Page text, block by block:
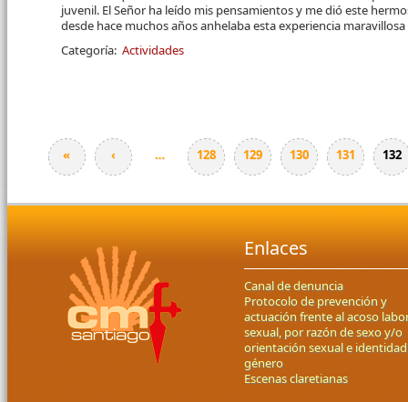
juvenil. El Señor ha leído mis pensamientos y me dió este
desde hace muchos años anhelaba esta experiencia
Categoría: Actividades
Páginas
« ‹ … 128 129 130 131 132
Enlaces
Canal de denuncia
Protocolo de prevención y
actuación frente al acoso
sexual, por razón de sexo y/o
orientación sexual e
género
Escenas claretianas